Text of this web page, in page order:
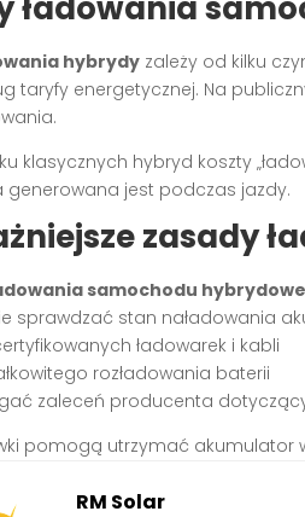
hybrydy zależy od kilku
taryfy energetycznej. Na
klasycznych hybryd koszty
generowana jest podczas jazdy.
zasady
samochodu
sprawdzać stan naładowania
ładowarek i kabli
rozładowania baterii
zaleceń producenta
pomogą utrzymać akumulator
RM Solar